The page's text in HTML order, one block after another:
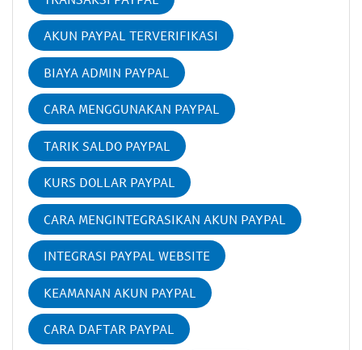
AKUN PAYPAL TERVERIFIKASI
BIAYA ADMIN PAYPAL
CARA MENGGUNAKAN PAYPAL
TARIK SALDO PAYPAL
KURS DOLLAR PAYPAL
CARA MENGINTEGRASIKAN AKUN PAYPAL
INTEGRASI PAYPAL WEBSITE
KEAMANAN AKUN PAYPAL
CARA DAFTAR PAYPAL